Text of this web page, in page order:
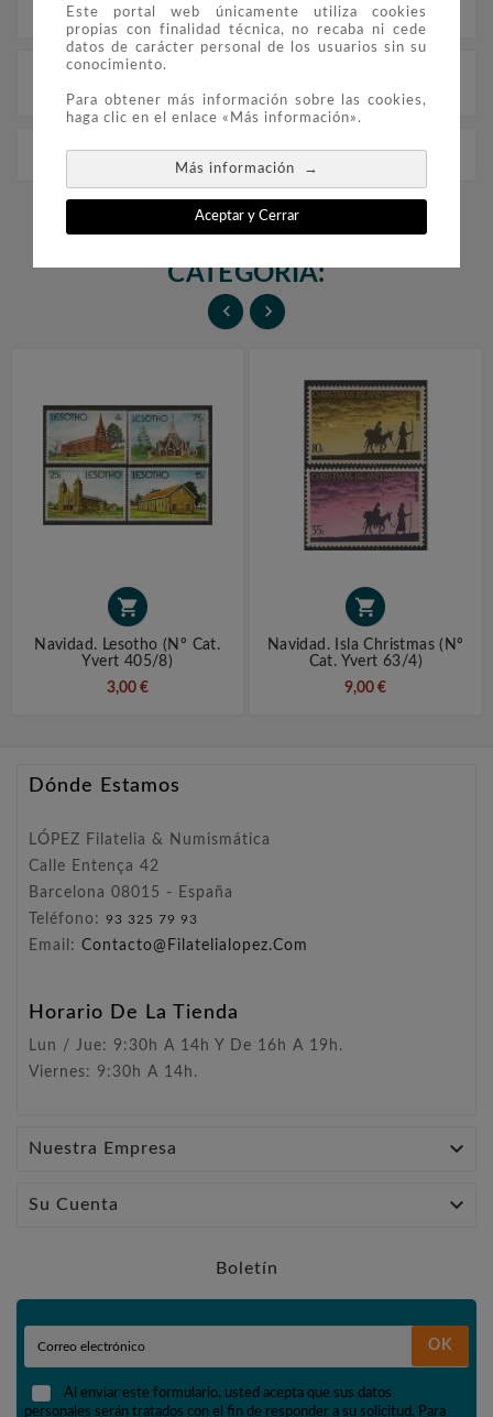
Este portal web únicamente utiliza cookies
propias con finalidad técnica, no recaba ni cede
datos de carácter personal de los usuarios sin su
conocimiento.
Para obtener más información sobre las cookies,
haga clic en el enlace «Más información».
Más información →
Aceptar y Cerrar
Descripción
Navidad. Dominica (nº cat. yvert HB39)
16 PRODUCTOS EN LA MISMA
CATEGORÍA:
 

Navidad. Lesotho (nº Cat.
Yvert 405/8)
3,00 €

Navidad. Isla Christmas (nº
Cat. Yvert 63/4)
9,00 €
Dónde Estamos
LÓPEZ Filatelia & Numismática
Calle Entença 42
Barcelona 08015 - España
Teléfono: 93 325 79 93
Email: Contacto@filatelialopez.com
Horario De La Tienda
Lun / Jue: 9:30h A 14h Y De 16h A 19h.
Viernes: 9:30h A 14h.
Nuestra Empresa 
Su Cuenta 
Boletín
OK
Al enviar este formulario, usted acepta que sus datos
personales serán tratados con el fin de responder a su solicitud. Para